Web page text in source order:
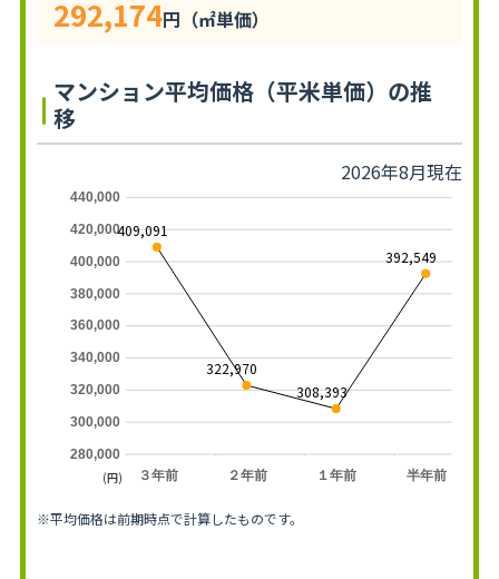
292,174円（㎡単価）
マンション平均価格（平米単価）の推
移
2026年8月現在
３年前 ２年前 １年前 半年前
280,000
300,000
320,000
340,000
360,000
380,000
400,000
420,000
440,000
409,091
322,970
308,393
392,549
(円)
※平均価格は前期時点で計算したものです。